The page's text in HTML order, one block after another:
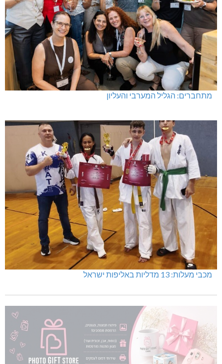
מתחברים: הגליל המערבי והעליון
מכבי מעלות: 13 מדליות באליפות ישראל